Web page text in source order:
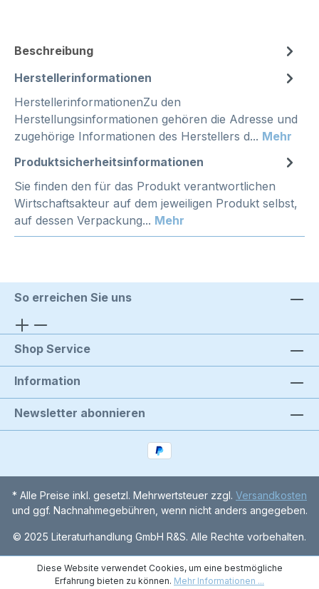
Beschreibung
Herstellerinformationen
HerstellerinformationenZu den
Herstellungsinformationen gehören die Adresse und
zugehörige Informationen des Herstellers d... Mehr
Produktsicherheitsinformationen
Sie finden den für das Produkt verantwortlichen
Wirtschaftsakteur auf dem jeweiligen Produkt selbst,
auf dessen Verpackung... Mehr
So erreichen Sie uns
Shop Service
Information
Newsletter abonnieren
* Alle Preise inkl. gesetzl. Mehrwertsteuer zzgl. Versandkosten
und ggf. Nachnahmegebühren, wenn nicht anders angegeben.
© 2025 Literaturhandlung GmbH R&S. Alle Rechte vorbehalten.
Diese Website verwendet Cookies, um eine bestmögliche
Erfahrung bieten zu können. Mehr Informationen ...